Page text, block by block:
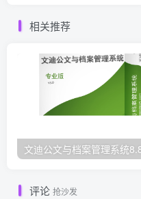
相关推荐
文迪公文与档案管理系统
评论 抢沙发